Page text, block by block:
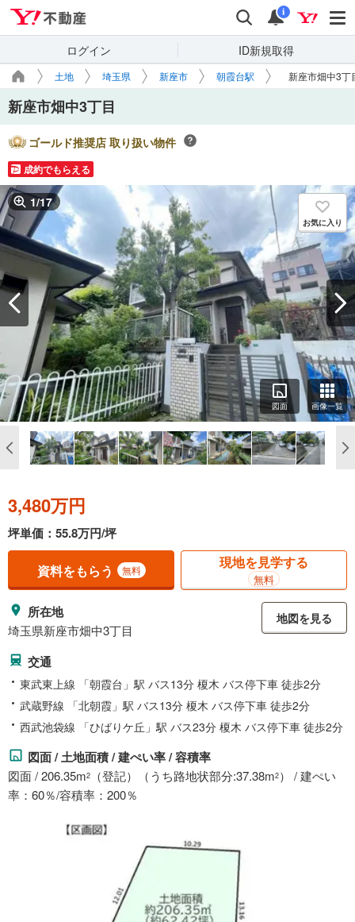
検索 通知
i
ログイン ID新規取得
土地 埼玉県 新座市 朝霞台駅 新座市畑中3丁
新座市畑中3丁目
ゴールド推奨店 取り扱い物件
成約でもらえる
1/17
お気に入り
図面 画像一覧
3,480万円
坪単価：55.8万円/坪
資料をもらう 無料 現地を見学する
無料
所在地
埼玉県新座市畑中3丁目
地図を見る
交通
東武東上線 「朝霞台」駅 バス13分 榎木 バス停下車 徒歩2分
武蔵野線 「北朝霞」駅 バス13分 榎木 バス停下車 徒歩2分
西武池袋線 「ひばりケ丘」駅 バス23分 榎木 バス停下車 徒歩2分
図面 / 土地面積 / 建ぺい率 / 容積率
図面 / 206.35m2 （登記）（うち路地状部分:37.38m2） / 建ぺい
率：60％/容積率：200％